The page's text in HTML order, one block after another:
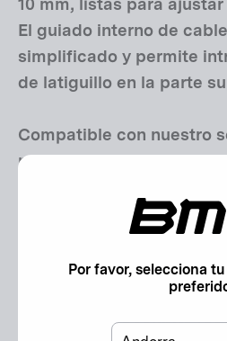
El guiado interno de
simplificado y permite
de latiguillo en la parte
Compatible con nuestro
para ciclocomputador
además de una interfaz
accesorios adicionales
Componentes opcionales:
- Computer Mount | ICS
Carbon EVO Cockpits
Por favor, selecciona